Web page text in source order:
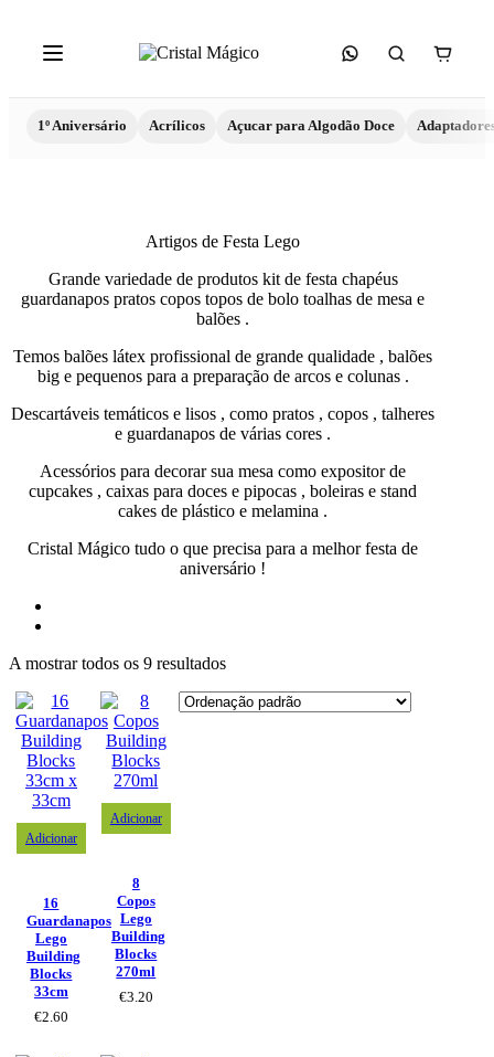
1º Aniversário Acrílicos Açucar para Algodão Doce
Artigos de Festa Lego
Grande variedade de produtos kit de festa chapéus
guardanapos pratos copos topos de bolo toalhas de mesa e
balões .
Temos balões látex profissional de grande qualidade , balões
big e pequenos para a preparação de arcos e colunas .
Descartáveis temáticos e lisos , como pratos , copos , talheres
e guardanapos de várias cores .
Acessórios para decorar sua mesa como expositor de
cupcakes , caixas para doces e pipocas , boleiras e stand
cakes de plástico e melamina .
Cristal Mágico tudo o que precisa para a melhor festa de
aniversário !
A mostrar todos os 9 resultados
Adicionar
16
Guardanapos
Lego
Building
Blocks
33cm
€2.60
Adicionar
8
Copos
Lego
Building
Blocks
270ml
€3.20